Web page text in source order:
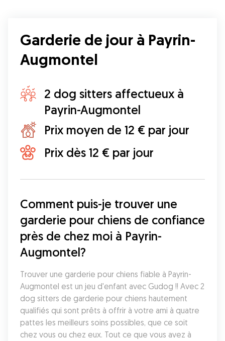
Garderie de jour à Payrin-
Augmontel
2 dog sitters affectueux à
Payrin-Augmontel
Prix moyen de 12 € par jour
Prix dès 12 € par jour
Comment puis-je trouver une
garderie pour chiens de confiance
près de chez moi à Payrin-
Augmontel?
Trouver une garderie pour chiens fiable à Payrin-
Augmontel est un jeu d'enfant avec Gudog !! Avec 2
dog sitters de garderie pour chiens hautement
qualifiés qui sont prêts à offrir à votre ami à quatre
pattes les meilleurs soins possibles, que ce soit
chez vous ou chez eux. Tout ce que vous avez à